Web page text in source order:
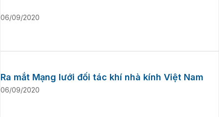
06/09/2020
Ra mắt Mạng lưới đối tác khí nhà kính Việt Nam
06/09/2020